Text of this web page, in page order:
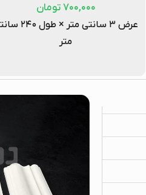
۷۰۰,۰۰۰تومان
عرض ۳ سانتی متر × طول
متر